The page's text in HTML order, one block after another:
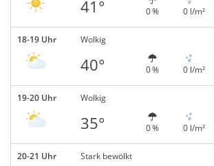
41° 0 % 0 l/m²
18-19 Uhr Wolkig
40° 0 % 0 l/m²
19-20 Uhr Wolkig
35° 0 % 0 l/m²
20-21 Uhr Stark bewölkt